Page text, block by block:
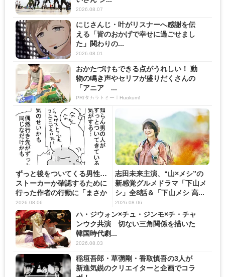
2026.08.07
にじさんじ・叶がリスナーへ感謝を伝
える「皆のおかげで幸せに過ごせまし
た」関わりの...
2026.08.01
おかたづけもできる点がうれしい！ 動
物の鳴き声やセリフが盛りだくさんの
「アニア ...
PR(タカラトミー｜Hugkum)
ずっと後をついてくる男性…
ストーカーか確認するために
行った作者の行動に「まさか
の...
2026.08.06
志田未来主演、“山×メシ”の
新感覚グルメドラマ「下山メ
シ」全8話＆「下山メシ 高...
2026.08.06
ハ・ジウォン×チュ・ジンモ×チ・チャ
ンウク共演 切ない三角関係を描いた
韓国時代劇...
2026.08.03
稲垣吾郎・草彅剛・香取慎吾の3人が
新進気鋭のクリエイターと企画でコラ